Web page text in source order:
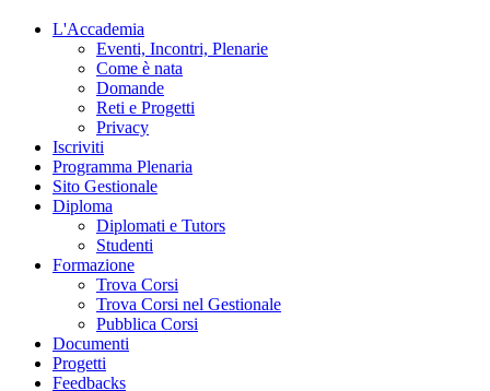
L'Accademia
Eventi, Incontri, Plenarie
Come è nata
Domande
Reti e Progetti
Privacy
Iscriviti
Programma Plenaria
Sito Gestionale
Diploma
Diplomati e Tutors
Studenti
Formazione
Trova Corsi
Trova Corsi nel Gestionale
Pubblica Corsi
Documenti
Progetti
Feedbacks